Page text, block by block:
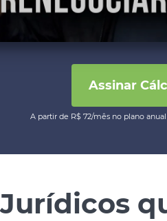
Assinar
A partir de R$ 72/mês no plano